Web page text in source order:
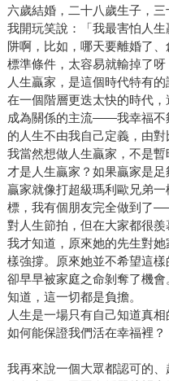
六歲結婚，二十八歲生子，三
我開玩笑說：「我最害怕人
阱啊，比如，哪天要離婚了
標準條件，太容易就輸掉了呀
人生贏家，是這個時代特有
在一個階層更迭太快的時代
成為關係的主流——我幸福不
的人生不由我自己定義，由對
我當然想做人生贏家，不是
才是人生贏家？如果贏家是
贏家就像打超級瑪利歐兄弟
標，我有個朋友完全做到了
對人生節拍，但在大家都很羨
我才知道，原來她的先生對
樣強撐。原來她並不希望這
卻早早被家庭之命剝奪了機
知道，這一切都是負擔。
人生是一場只有自己知道真
如何能保證我們活在幸福裡？
我再來說一個大眾都認可的、